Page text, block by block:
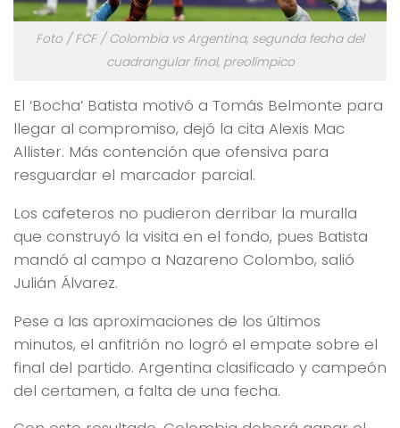
Foto / FCF / Colombia vs Argentina, segunda fecha del
cuadrangular final, preolímpico
El ‘Bocha’ Batista motivó a Tomás Belmonte para
llegar al compromiso, dejó la cita Alexis Mac
Allister. Más contención que ofensiva para
resguardar el marcador parcial.
Los cafeteros no pudieron derribar la muralla
que construyó la visita en el fondo, pues Batista
mandó al campo a Nazareno Colombo, salió
Julián Álvarez.
Pese a las aproximaciones de los últimos
minutos, el anfitrión no logró el empate sobre el
final del partido. Argentina clasificado y campeón
del certamen, a falta de una fecha.